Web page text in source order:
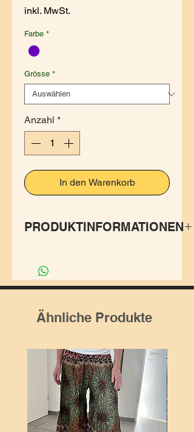
inkl. MwSt.
Farbe *
Grösse *
Anzahl *
In den Warenkorb
PRODUKTINFORMATIONEN
Design, welches mit seinen
geometrischen Formen den
Praktische Hosen- und
Stauraum.
Mit dieser Hose bist Du der
Hit im Universum.
Grösse: anpassbar an Deine
Körperform mit den
Ähnliche Produkte